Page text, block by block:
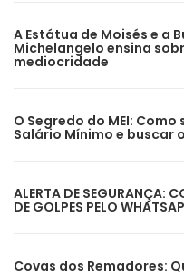
A Estátua de Moisés e a
Michelangelo ensina
mediocridade
O Segredo do MEI:
Salário Mínimo e buscar
ALERTA DE SEGURANÇA:
DE GOLPES PELO
Covas dos Remadores: